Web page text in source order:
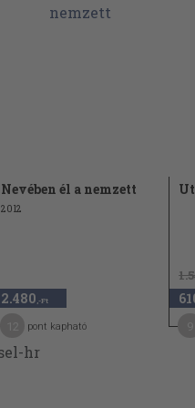
Nevében él a nemzett
2012
2.480 ,-Ft
pont kapható